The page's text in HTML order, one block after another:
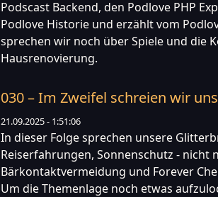
Podscast Backend, den Podlove PHP
Podlove Historie und erzählt vom
sprechen wir noch über Spiele und die
Hausrenovierung.
030 – Im Zweifel schreien wir
21.09.2025 - 1:51:06
In dieser Folge sprechen unsere
Reiserfahrungen, Sonnenschutz - nicht
Bärkontaktvermeidung und Forever
Um die Themenlage noch etwas